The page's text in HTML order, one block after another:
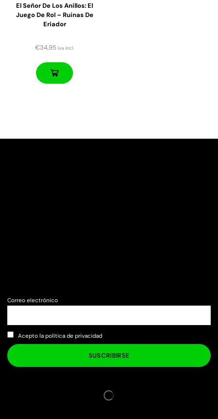
El Señor De Los Anillos: El
Juego De Rol – Ruinas De
Eriador
€34,95 iva incl.
Correo electrónico
Acepto la política de privacidad